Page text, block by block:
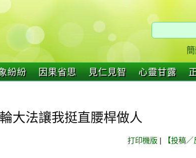
紛紛 因果省思 見仁見智 心靈甘露
大法讓我挺直腰桿做人
打印機版 | 【投稿／